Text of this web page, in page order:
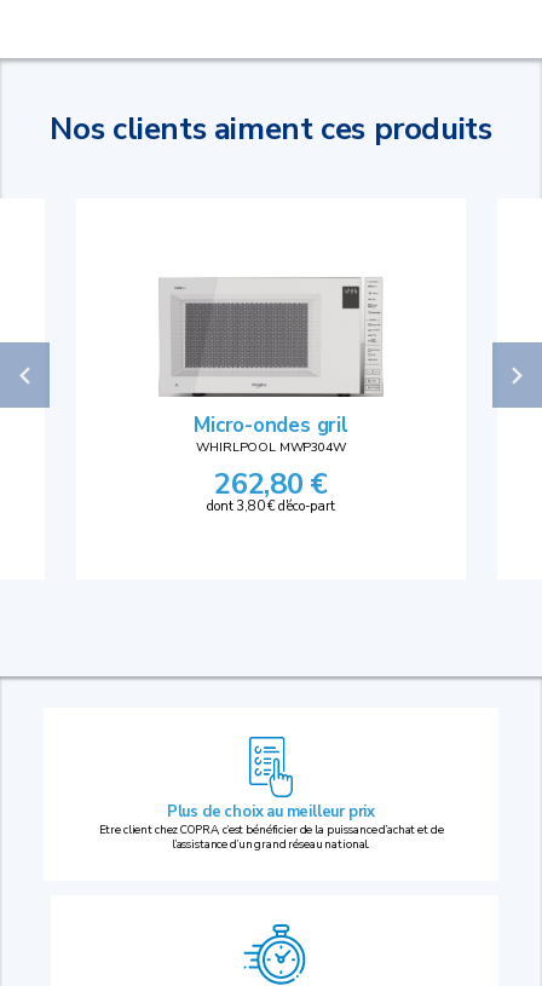
Nos clients aiment ces produits
Micro-ondes gril
WHIRLPOOL MWP304W
262,80 €
dont 3,80 € d'éco-part
Plus de choix au meilleur prix
Etre client chez COPRA, c’est bénéficier de la puissance d’achat et de
l’assistance d’un grand réseau national.